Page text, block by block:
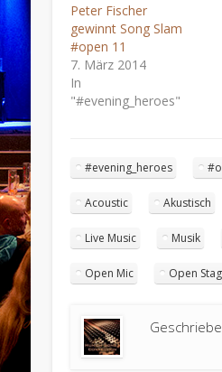
Peter Fischer
gewinnt Song Slam
#open 11
7. März 2014
In
"#evening_heroes"
#evening_heroes
Acoustic Akustisch
Live Music Musik
Open Mic Open